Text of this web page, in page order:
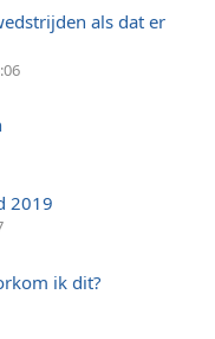
als dat er
2019
ik dit?